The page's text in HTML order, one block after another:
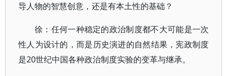
导人物的智慧创意，还是有本土性的基础？
徐：任何一种稳定的政治制度都不大可能是一次
性人为设计的，而是历史演进的自然结果，宪政制度
是20世纪中国各种政治制度实验的变革与继承。